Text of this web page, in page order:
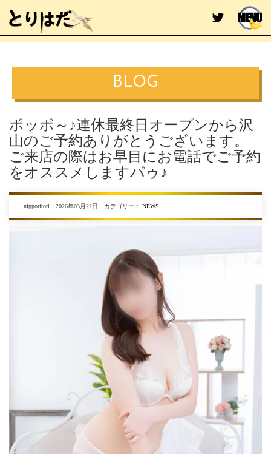
BLOG
ポッポ～♪連休最終日オープンから沢
山のご予約ありがとうございます。
ご来店の際はお早目にお電話でご予約
をオススメしますパゥ♪
nipporitori 2026年03月22日 カテゴリー： NEWS